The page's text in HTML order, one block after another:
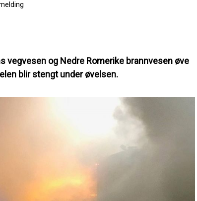
vegvesen og Nedre Romerike brannvesen øve
blir stengt under øvelsen.